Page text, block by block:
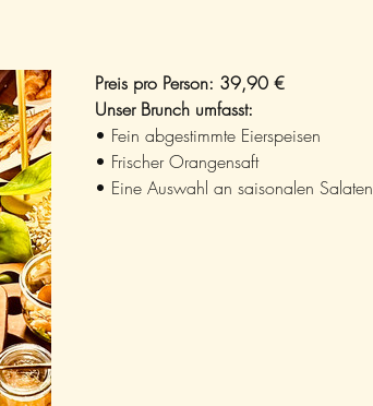
Preis pro Person: 39,90 €
Unser Brunch umfasst:
• Fein abgestimmte Eierspeisen
• Frischer Orangensaft
• Eine Auswahl an saisonalen Salaten